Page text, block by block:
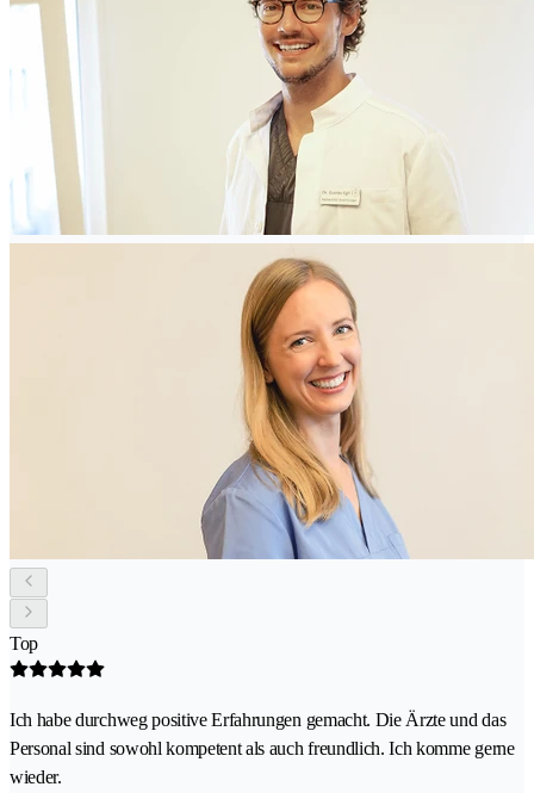
Top
Ich habe durchweg positive Erfahrungen gemacht. Die Ärzte und das
Personal sind sowohl kompetent als auch freundlich. Ich komme gerne
wieder.